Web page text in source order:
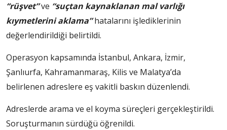
“rüşvet”ve “suçtan kaynaklanan mal varlığı
kıymetlerini aklama”hatalarını işlediklerinin
değerlendirildiği belirtildi.
Operasyon kapsamında İstanbul, Ankara, İzmir,
Şanlıurfa, Kahramanmaraş, Kilis ve Malatya’da
belirlenen adreslere eş vakitli baskın düzenlendi.
Adreslerde arama ve el koyma süreçleri gerçekleştirildi.
Soruşturmanın sürdüğü öğrenildi.